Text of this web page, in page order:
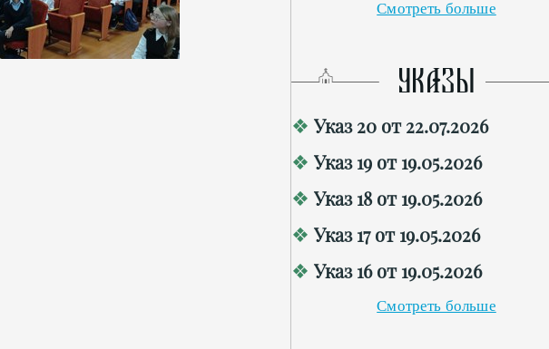
Смотреть больше
УКАЗЫ
Указ 20 от 22.07.2026
Указ 19 от 19.05.2026
Указ 18 от 19.05.2026
Указ 17 от 19.05.2026
Указ 16 от 19.05.2026
Смотреть больше